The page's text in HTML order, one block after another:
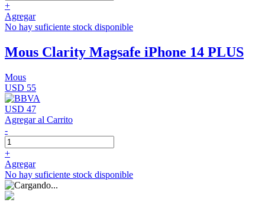
+
Agregar
No hay suficiente stock disponible
Mous Clarity Magsafe iPhone 14 PLUS
Mous
USD 55
USD 47
Agregar al Carrito
-
+
Agregar
No hay suficiente stock disponible